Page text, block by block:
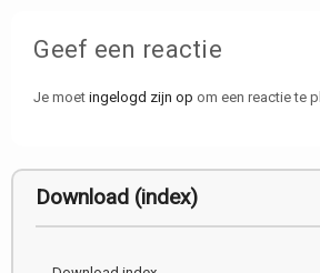
Geef een reactie
Je moetingelogd zijn op om een reactie te
Download (index)